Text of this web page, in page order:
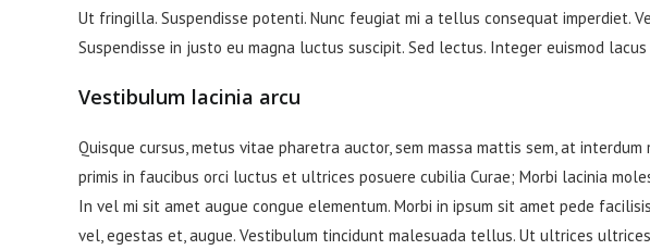
Ut fringilla. Suspendisse potenti. Nunc feugiat mi a tellus consequat imperdiet.
Suspendisse in justo eu magna luctus suscipit. Sed lectus. Integer euismod
Vestibulum lacinia arcu
Quisque cursus, metus vitae pharetra auctor, sem massa mattis sem, at
primis in faucibus orci luctus et ultrices posuere cubilia Curae; Morbi lacinia
In vel mi sit amet augue congue elementum. Morbi in ipsum sit amet pede
vel, egestas et, augue. Vestibulum tincidunt malesuada tellus. Ut ultrices